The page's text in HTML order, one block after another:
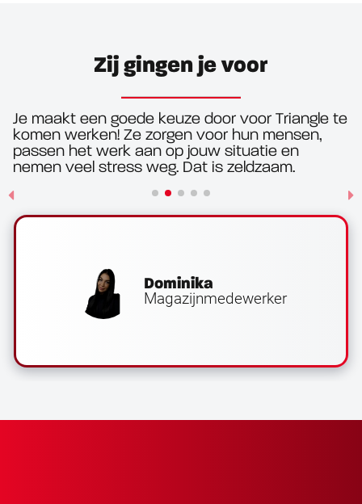
Zij gingen je voor
Je maakt een goede keuze door voor Triangle te
komen werken! Ze zorgen voor hun mensen,
passen het werk aan op jouw situatie en
nemen veel stress weg. Dat is zeldzaam.
Dominika
Magazijnmedewerker